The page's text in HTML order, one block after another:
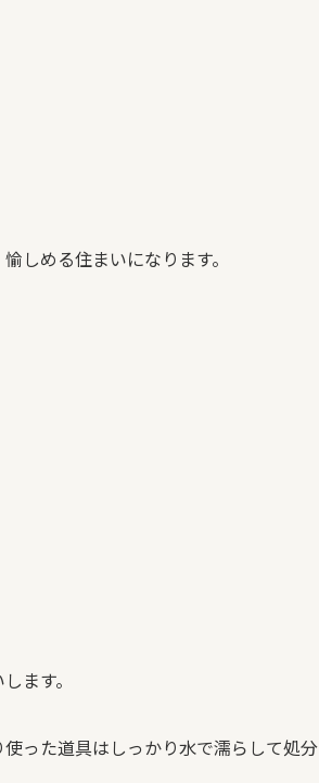
しめる住まいになります。
ます。
った道具はしっかり水で濡らして処分